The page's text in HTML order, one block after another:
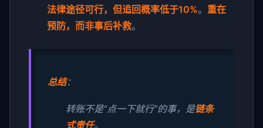
法律途径可行，但追回概率低于10%。 重在
预防，而非事后补救。
总结：
转账不是“点一下就行”的事，是链条
式责任。